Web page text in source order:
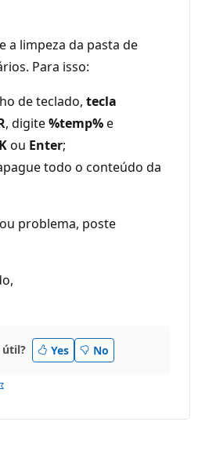
a limpeza da pasta de
Para isso:
de teclado, tecla
, digite%temp%e
ou Enter;
todo o conteúdo da
problema, poste
útil? Yes No